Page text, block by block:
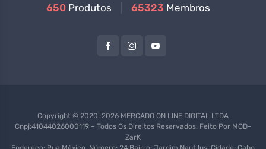
650 Produtos 65323 Membros
Copyright © 2020-2026 MERCADO ON LINE DIGITAL LTDA
Cnpj:41044026000119 – Todos Os Direitos Reservados. Feito Por MOD-
ZarK